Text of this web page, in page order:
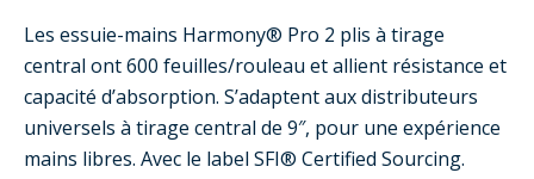
Les essuie-mains Harmony® Pro 2 plis à tirage
central ont 600 feuilles/rouleau et allient résistance et
capacité d’absorption. S’adaptent aux distributeurs
universels à tirage central de 9″, pour une expérience
mains libres. Avec le label SFI® Certified Sourcing.